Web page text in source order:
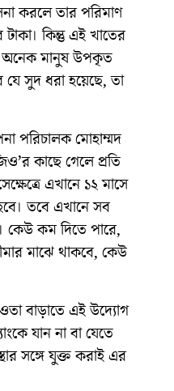
করলে তার পরিমাণ
কিন্তু এই খাতের
অনেক মানুষ উপকৃত
সুদ ধরা হয়েছে, তা
পরিচালক মোহাম্মদ
কাছে গেলে প্রতি
এখানে ১২ মাসে
তবে এখানে সব
কেউ কম দিতে পারে,
মাঝে থাকবে, কেউ
বাড়াতে এই উদ্যোগ
যান না বা যেতে
সঙ্গে যুক্ত করাই এর